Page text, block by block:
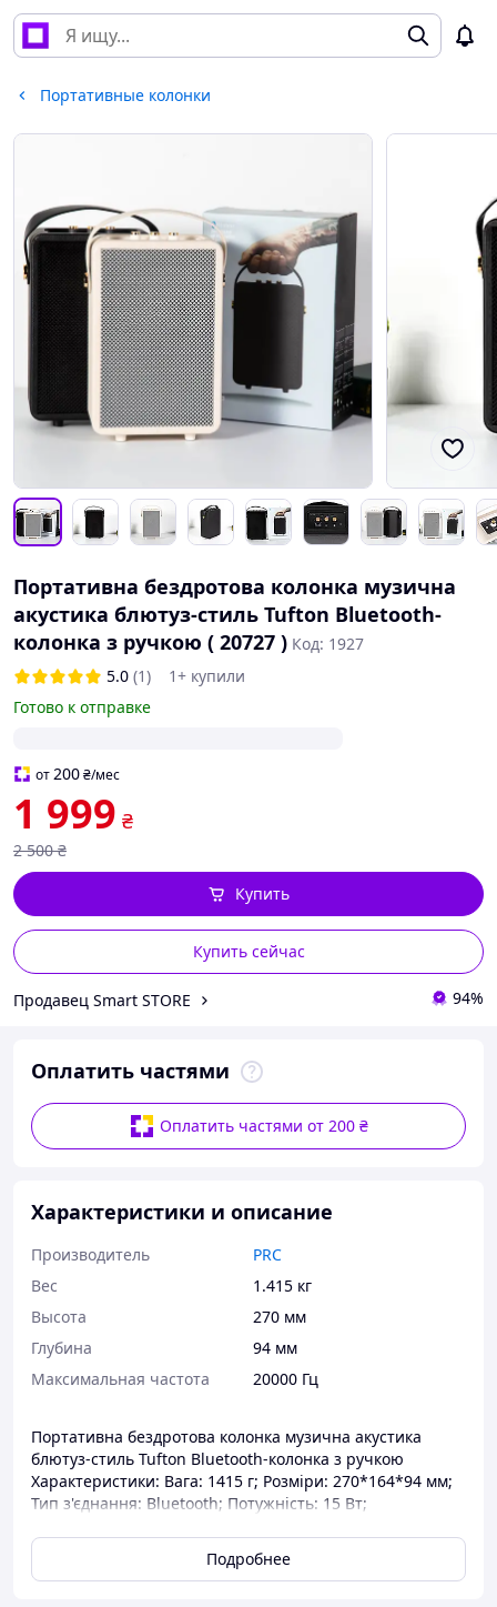
Портативные колонки
Портативна бездротова колонка музична
акустика блютуз-стиль Tufton Bluetooth-
колонка з ручкою ( 20727 ) Код: 1927
5.0 (1)
1+ купили
Готово к отправке
от200₴/мес
1 999 ₴
2 500 ₴
Купить сейчас
Купить
Продавец Smart STORE 94%
Оплатить частями
Оплатить частями от 200 ₴
Характеристики и описание
Производитель
PRC
Вес
1.415 кг
Высота
270 мм
Глубина
94 мм
Максимальная частота
20000 Гц
Портативна бездротова колонка музична акустика
блютуз-стиль Tufton Bluetooth-колонка з ручкою
Характеристики: Вага: 1415 г; Розміри: 270*164*94 мм;
Тип з'єднання: Bluetooth; Потужність: 15 Вт;
кабель Type-C;
Подробнее